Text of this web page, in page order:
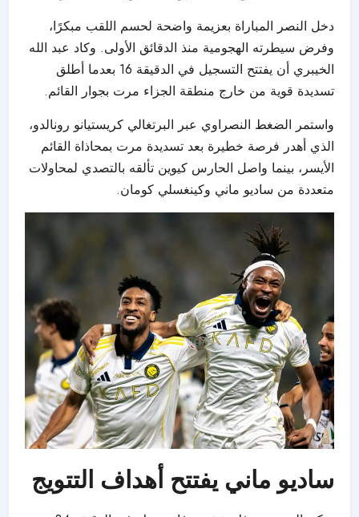
دخل النصر المباراة بعزيمة واضحة لحسم اللقب مبكرًا،
وفرض سيطرته الهجومية منذ الدقائق الأولى. وكاد عبد الله
الخيبري أن يفتتح التسجيل في الدقيقة 16 بعدما أطلق
تسديدة قوية من خارج منطقة الجزاء مرت بجوار القائم.
واستمر الضغط النصراوي عبر البرتغالي كريستيانو رونالدو،
الذي أهدر فرصة خطيرة بعد تسديدة مرت بمحاذاة القائم
الأيسر، بينما واصل الحارس كيوين تألقه بالتصدي لمحاولات
متعددة من ساديو ماني وكينغسلي كومان.
ساديو ماني يفتتح أهداف التتويج